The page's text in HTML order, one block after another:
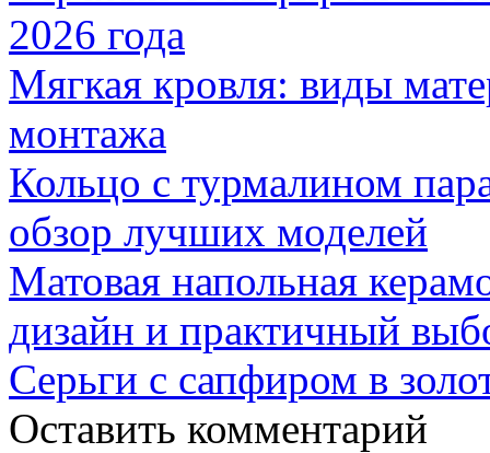
2026 года
Мягкая кровля: виды
монтажа
Кольцо с турмалином
обзор лучших моделей
Матовая напольная
дизайн и практичный
Серьги с сапфиром в
Оставить комментарий